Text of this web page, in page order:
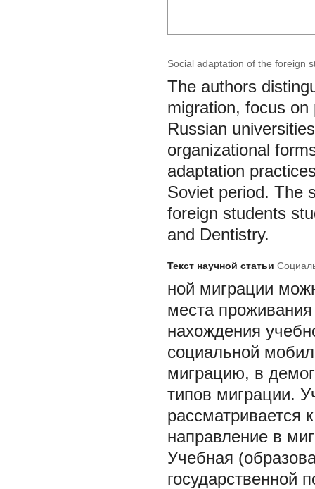
Social adaptation of the foreign
The authors
migration, focus
Russian
organizational
adaptation
Soviet period. The
foreign students
and Dentistry.
Текст научной статьи
ной миграции
места
нахождения
социальной
миграцию, в
типов миграции.
рассматривается
направление в
Учебная
государственной